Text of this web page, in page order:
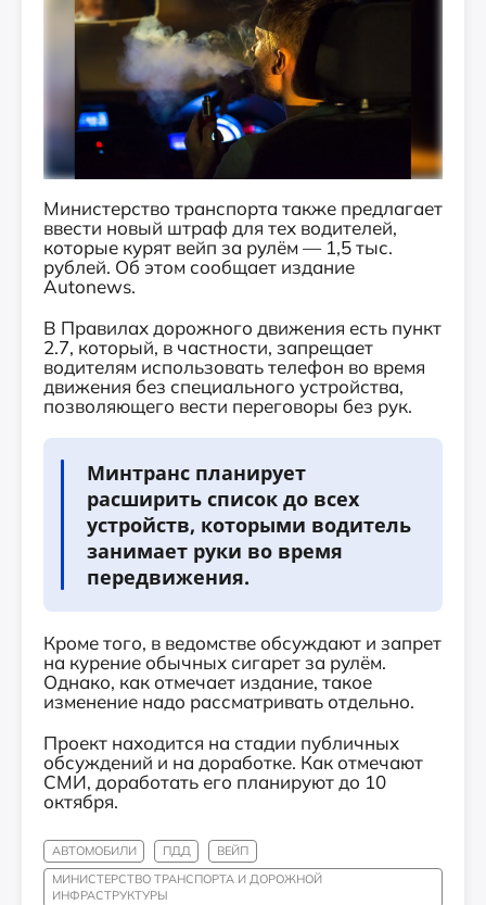
Министерство транспорта также предлагает
ввести новый штраф для тех водителей,
которые курят вейп за рулём — 1,5 тыс.
рублей. Об этом сообщает издание
Autonews.
В Правилах дорожного движения есть пункт
2.7, который, в частности, запрещает
водителям использовать телефон во время
движения без специального устройства,
позволяющего вести переговоры без рук.
Минтранс планирует
расширить список до всех
устройств, которыми водитель
занимает руки во время
передвижения.
Кроме того, в ведомстве обсуждают и запрет
на курение обычных сигарет за рулём.
Однако, как отмечает издание, такое
изменение надо рассматривать отдельно.
Проект находится на стадии публичных
обсуждений и на доработке. Как отмечают
СМИ, доработать его планируют до 10
октября.
АВТОМОБИЛИ ПДД
ВЕЙП
МИНИСТЕРСТВО ТРАНСПОРТА И ДОРОЖНОЙ
ИНФРАСТРУКТУРЫ